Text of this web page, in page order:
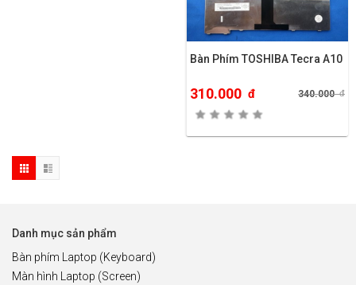
Bàn Phím TOSHIBA Tecra A10
310.000 đ 340.000đ
Danh mục sản phẩm
Bàn phím Laptop (Keyboard)
Màn hình Laptop (Screen)